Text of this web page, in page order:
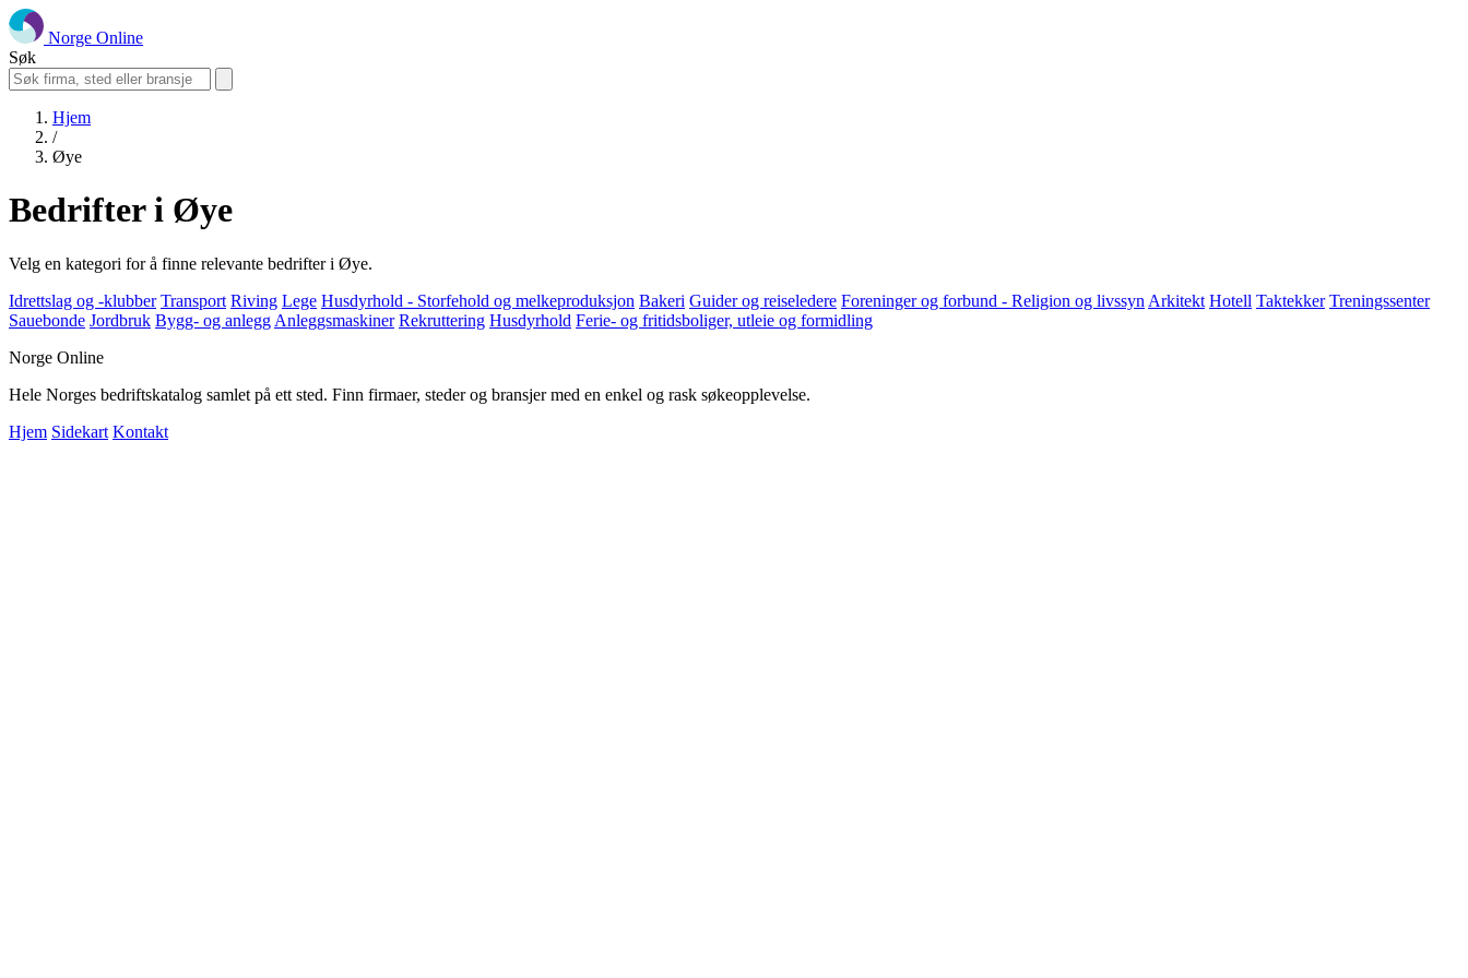
Norge Online
Søk
Hjem
/
Øye
Bedrifter i Øye
Velg en kategori for å finne relevante bedrifter i Øye.
Idrettslag og -klubber Transport Riving Lege Husdyrhold - Storfehold og melkeproduksjon Bakeri Guider og reiseledere Foreninger og forbund - Religion og livssyn Arkitekt Hotell Taktekker Treningssenter
Sauebonde Jordbruk Bygg- og anlegg Anleggsmaskiner Rekruttering Husdyrhold Ferie- og fritidsboliger, utleie og formidling
Norge Online
Hele Norges bedriftskatalog samlet på ett sted. Finn firmaer, steder og bransjer med en enkel og rask søkeopplevelse.
Hjem Sidekart Kontakt